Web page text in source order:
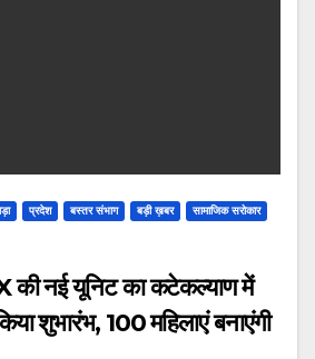
प्रदेश बस्तर संभाग बड़ी ख़बर सामाजिक सरोकार
की नई यूनिट का कटेकल्याण में
शुभारंभ, 100 महिलाएं बनाएंगी